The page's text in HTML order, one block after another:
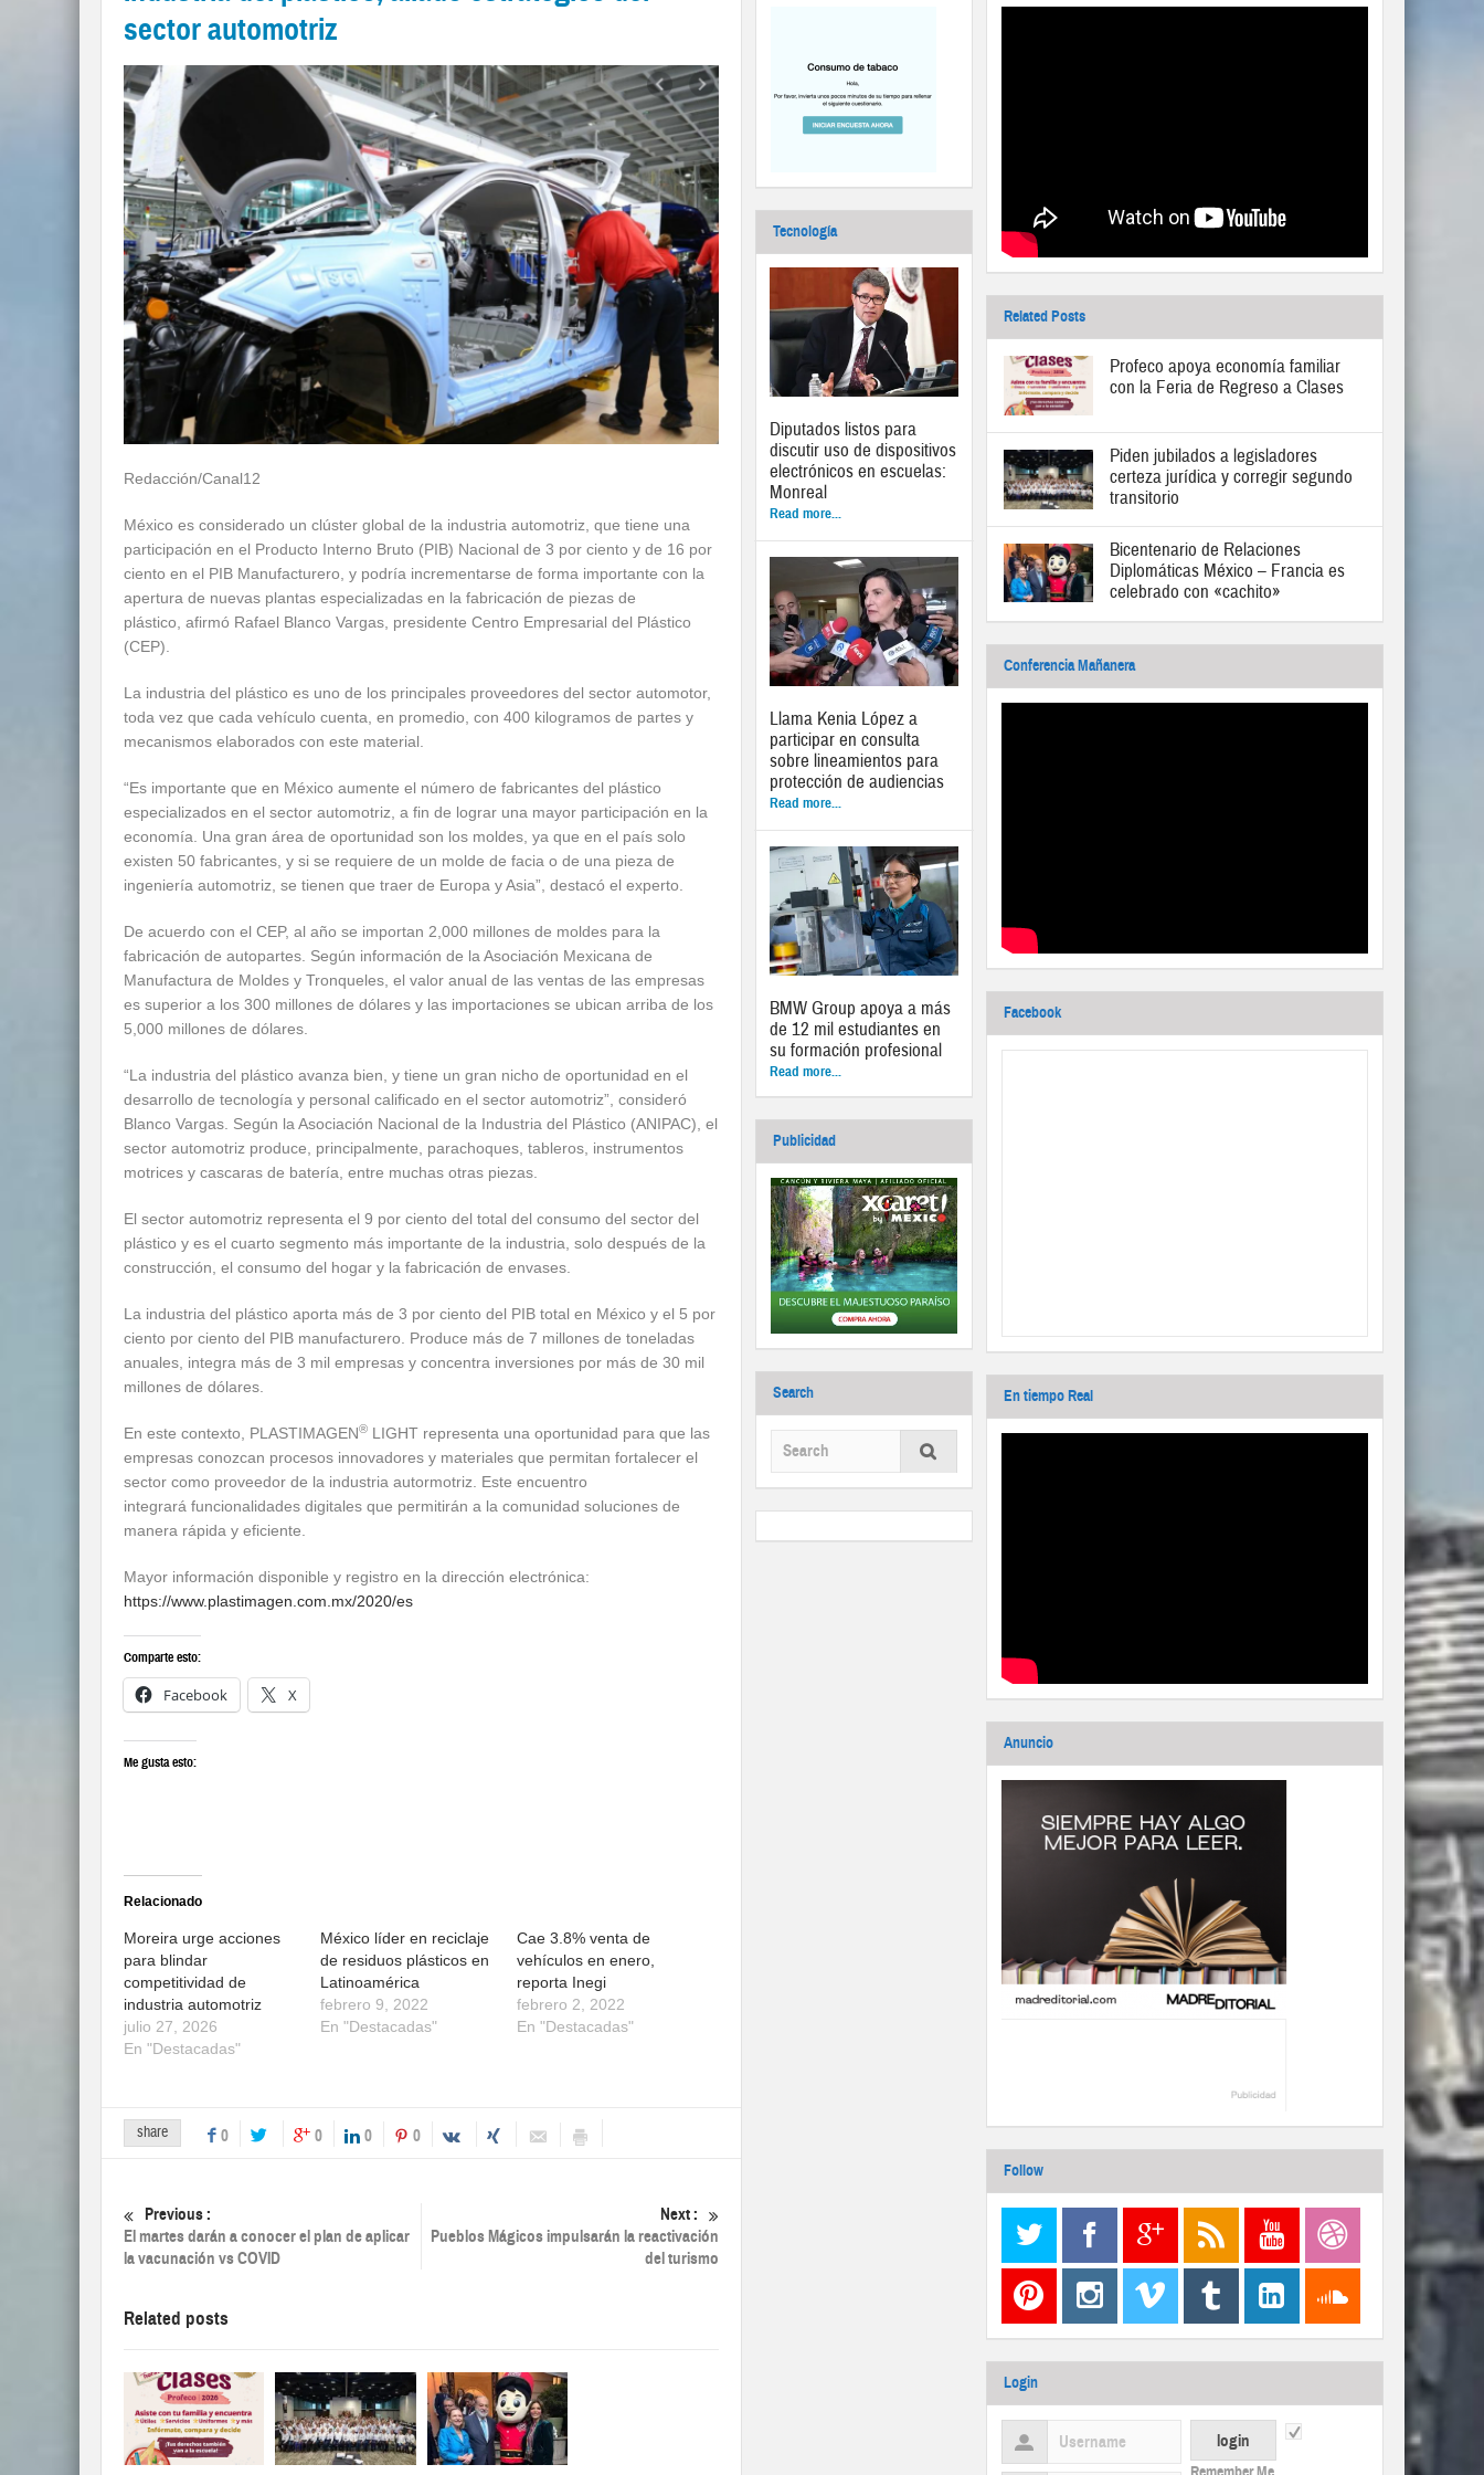
sector automotriz
Redacción/Canal12
México es considerado un clúster global de la industria automotriz, que tiene una
participación en el Producto Interno Bruto (PIB) Nacional de 3 por ciento y de 16 por
ciento en el PIB Manufacturero, y podría incrementarse de forma importante con la
apertura de nuevas plantas especializadas en la fabricación de piezas de
plástico, afirmó Rafael Blanco Vargas, presidente Centro Empresarial del Plástico
(CEP).
La industria del plástico es uno de los principales proveedores del sector automotor,
toda vez que cada vehículo cuenta, en promedio, con 400 kilogramos de partes y
mecanismos elaborados con este material.
“Es importante que en México aumente el número de fabricantes del plástico
especializados en el sector automotriz, a fin de lograr una mayor participación en la
economía. Una gran área de oportunidad son los moldes, ya que en el país solo
existen 50 fabricantes, y si se requiere de un molde de facia o de una pieza de
ingeniería automotriz, se tienen que traer de Europa y Asia”, destacó el experto.
De acuerdo con el CEP, al año se importan 2,000 millones de moldes para la
fabricación de autopartes. Según información de la Asociación Mexicana de
Manufactura de Moldes y Tronqueles, el valor anual de las ventas de las empresas
es superior a los 300 millones de dólares y las importaciones se ubican arriba de los
5,000 millones de dólares.
“La industria del plástico avanza bien, y tiene un gran nicho de oportunidad en el
desarrollo de tecnología y personal calificado en el sector automotriz”, consideró
Blanco Vargas. Según la Asociación Nacional de la Industria del Plástico (ANIPAC), el
sector automotriz produce, principalmente, parachoques, tableros, instrumentos
motrices y cascaras de batería, entre muchas otras piezas.
El sector automotriz representa el 9 por ciento del total del consumo del sector del
plástico y es el cuarto segmento más importante de la industria, solo después de la
construcción, el consumo del hogar y la fabricación de envases.
La industria del plástico aporta más de 3 por ciento del PIB total en México y el 5 por
ciento por ciento del PIB manufacturero. Produce más de 7 millones de toneladas
anuales, integra más de 3 mil empresas y concentra inversiones por más de 30 mil
millones de dólares.
En este contexto, PLASTIMAGEN® LIGHT representa una oportunidad para que las
empresas conozcan procesos innovadores y materiales que permitan fortalecer el
sector como proveedor de la industria autormotriz. Este encuentro
integrará funcionalidades digitales que permitirán a la comunidad soluciones de
manera rápida y eficiente.
Mayor información disponible y registro en la dirección electrónica:
https://www.plastimagen.com.mx/2020/es
Comparte esto:
Facebook X
Me gusta esto:
Relacionado
Moreira urge acciones
para blindar
competitividad de
industria automotriz
julio 27, 2026
En "Destacadas"
México líder en reciclaje
de residuos plásticos en
Latinoamérica
febrero 9, 2022
En "Destacadas"
Cae 3.8% venta de
vehículos en enero,
reporta Inegi
febrero 2, 2022
En "Destacadas"
share 0 0 0 0
Previous :
El martes darán a conocer el plan de aplicar
la vacunación vs COVID
Next :
Pueblos Mágicos impulsarán la reactivación
del turismo
Related posts
Tecnología
Diputados listos para
discutir uso de dispositivos
electrónicos en escuelas:
Monreal
Read more...
Llama Kenia López a
participar en consulta
sobre lineamientos para
protección de audiencias
Read more...
BMW Group apoya a más
de 12 mil estudiantes en
su formación profesional
Read more...
Publicidad
Search
Related Posts
Profeco apoya economía familiar
con la Feria de Regreso a Clases
Piden jubilados a legisladores
certeza jurídica y corregir segundo
transitorio
Bicentenario de Relaciones
Diplomáticas México – Francia es
celebrado con «cachito»
Conferencia Mañanera
Facebook
En tiempo Real
Anuncio
Follow
Login